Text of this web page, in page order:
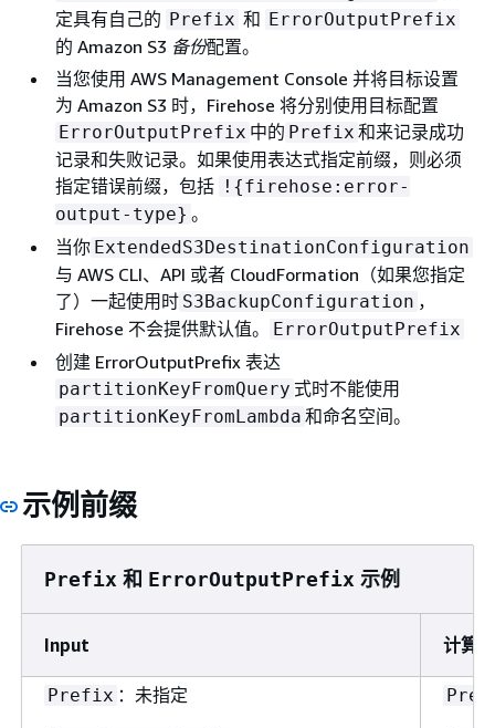
定具有自己的 Prefix 和 ErrorOutputPrefix
的 Amazon S3 备份配置。
当您使用 AWS Management Console 并将目标设置
为 Amazon S3 时，Firehose 将分别使用目标配置
ErrorOutputPrefix 中的 Prefix 和来记录成功
记录和失败记录。如果使用表达式指定前缀，则必须
指定错误前缀，包括 ! {firehose:error-
output-type} 。
当你 ExtendedS3DestinationConfiguration
与 AWS CLI、API 或者 CloudFormation（如果您指定
了）一起使用时 S3BackupConfiguration ，
Firehose 不会提供默认值。
ErrorOutputPrefix
创建 ErrorOutputPrefix 表达
partitionKeyFromQuery 式时不能使用
partitionKeyFromLambda 和命名空间。
示例前缀
Prefix 和 ErrorOutputPrefix 示例
Input 计算
Prefix ：未指定